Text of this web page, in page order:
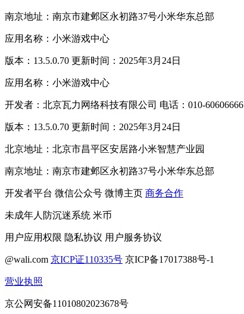
南京地址：南京市建邺区永初路37号小米华东总部
应用名称：小米游戏中心
版本：13.5.0.70 更新时间：2025年3月24日
应用名称：小米游戏中心
开发者：北京瓦力网络科技有限公司 电话：010-60606666
版本：13.5.0.70 更新时间：2025年3月24日
北京地址：北京市昌平区安居路小米智慧产业园
南京地址：南京市建邺区永初路37号小米华东总部
开发者平台 微信公众号 微博主页 商务合作
未成年人防沉迷系统 米币
用户应用权限 隐私协议 用户服务协议
@wali.com 京ICP证110335号 京ICP备17017388号-1
营业执照
京公网安备11010802023678号